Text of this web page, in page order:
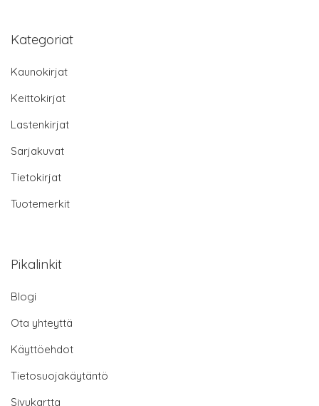
Kategoriat
Kaunokirjat
Keittokirjat
Lastenkirjat
Sarjakuvat
Tietokirjat
Tuotemerkit
Pikalinkit
Blogi
Ota yhteyttä
Käyttöehdot
Tietosuojakäytäntö
Sivukartta